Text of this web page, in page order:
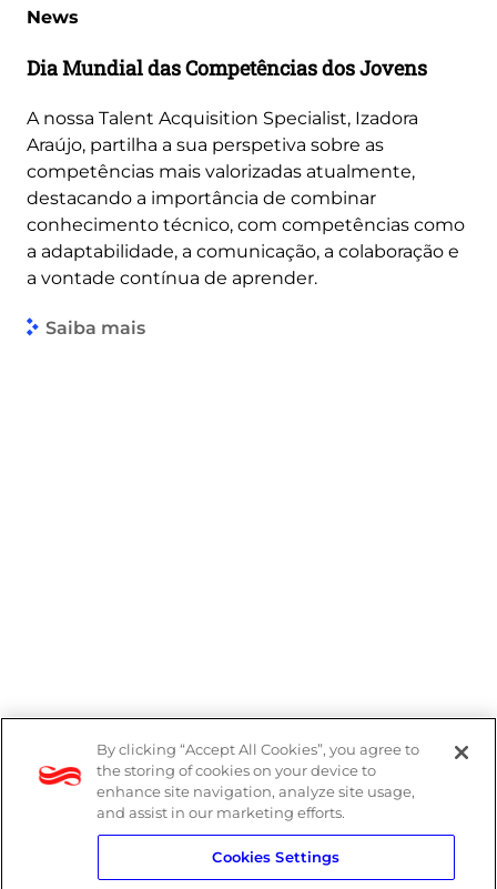
News
Dia Mundial das Competências dos Jovens
A nossa Talent Acquisition Specialist, Izadora
Araújo, partilha a sua perspetiva sobre as
competências mais valorizadas atualmente,
destacando a importância de combinar
conhecimento técnico, com competências como
a adaptabilidade, a comunicação, a colaboração e
a vontade contínua de aprender.
Saiba mais
Denúncias
Política de Privacidade
Política do Sistema de Gestão Integrado
By clicking “Accept All Cookies”, you agree to
the storing of cookies on your device to
enhance site navigation, analyze site usage,
and assist in our marketing efforts.
Cookies Settings